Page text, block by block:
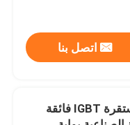
اتصل بنا
كومة شحن مستقرة IGBT فائقة